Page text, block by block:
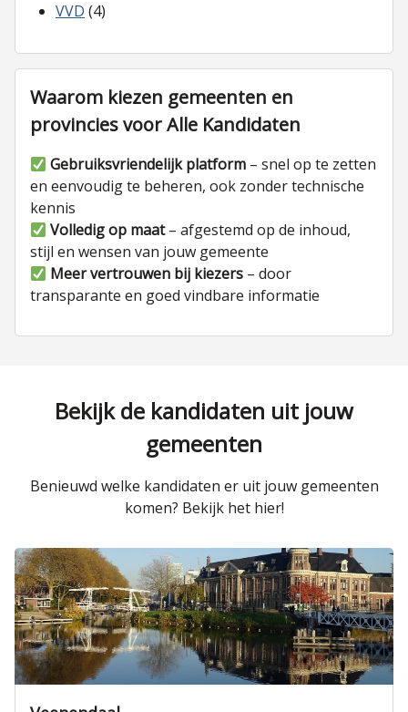
VVD (4)
Waarom kiezen gemeenten en
provincies voor Alle Kandidaten
Gebruiksvriendelijk platform – snel op te zetten
en eenvoudig te beheren, ook zonder technische
kennis
Volledig op maat– afgestemd op de inhoud,
stijl en wensen van jouw gemeente
Meer vertrouwen bij kiezers – door
transparante en goed vindbare informatie
Bekijk de kandidaten uit jouw
gemeenten
Benieuwd welke kandidaten er uit jouw gemeenten
komen? Bekijk het hier!